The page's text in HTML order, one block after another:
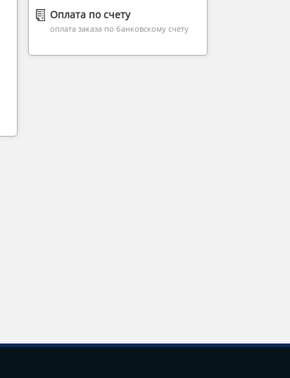
Оплата по счету
оплата заказа по банковскому счету